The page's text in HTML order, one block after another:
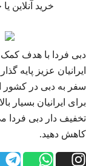
خرید آنلاین
دبی فردا با هدف کمک
ایرانیان عزیز پایه
سفر به دبی در کشور
برای ایرانیان بسیار
کاهش دهید.